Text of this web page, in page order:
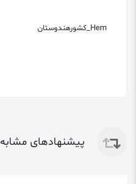
Hem_کشورهندوستان
پیشنهادهای مشابه